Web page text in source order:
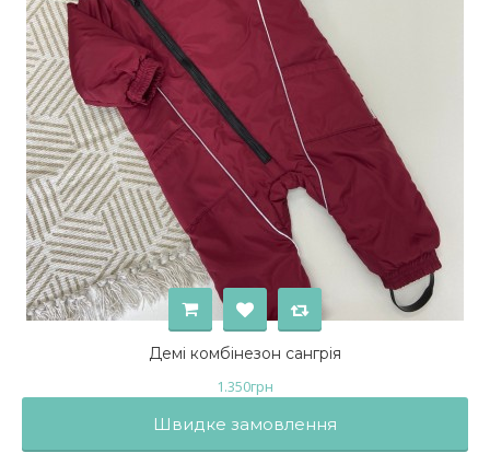
Демі комбінезон сангрія
1.350грн
Швидке замовлення